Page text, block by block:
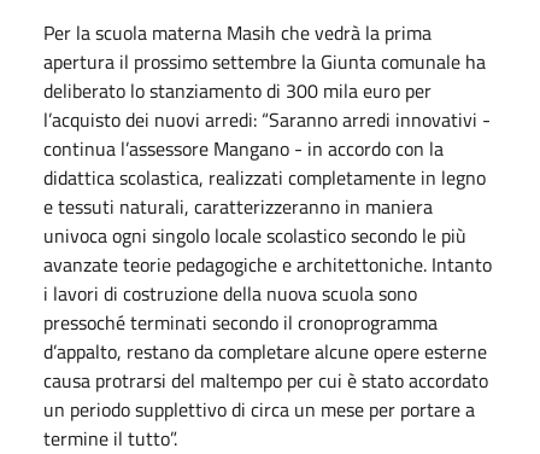
Per la scuola materna Masih che vedrà la prima
apertura il prossimo settembre la Giunta comunale ha
deliberato lo stanziamento di 300 mila euro per
l’acquisto dei nuovi arredi: “Saranno arredi innovativi -
continua l’assessore Mangano - in accordo con la
didattica scolastica, realizzati completamente in legno
e tessuti naturali, caratterizzeranno in maniera
univoca ogni singolo locale scolastico secondo le più
avanzate teorie pedagogiche e architettoniche. Intanto
i lavori di costruzione della nuova scuola sono
pressoché terminati secondo il cronoprogramma
d’appalto, restano da completare alcune opere esterne
causa protrarsi del maltempo per cui è stato accordato
un periodo supplettivo di circa un mese per portare a
termine il tutto”.